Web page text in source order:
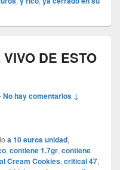
DE ESTO
No hay comentarios ↓
a 10 euros unidad,
, contiene 1.7gr, contiene
Cream Cookies, critical 47,